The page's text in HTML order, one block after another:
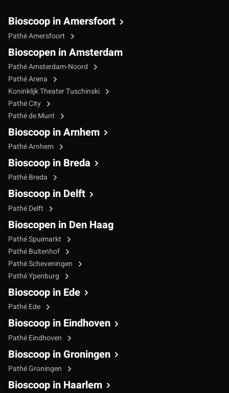
Bioscoop in Amersfoort
Pathé Amersfoort
Bioscopen in Amsterdam
Pathé Amsterdam-Noord
Pathé Arena
Koninklijk Theater Tuschinski
Pathé City
Pathé de Munt
Bioscoop in Arnhem
Pathé Arnhem
Bioscoop in Breda
Pathé Breda
Bioscoop in Delft
Pathé Delft
Bioscopen in Den Haag
Pathé Spuimarkt
Pathé Buitenhof
Pathé Scheveningen
Pathé Ypenburg
Bioscoop in Ede
Pathé Ede
Bioscoop in Eindhoven
Pathé Eindhoven
Bioscoop in Groningen
Pathé Groningen
Bioscoop in Haarlem